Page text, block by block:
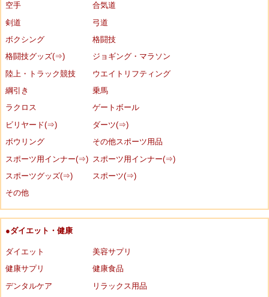
空手
合気道
剣道
弓道
ボクシング
格闘技
格闘技グッズ(⇒)
ジョギング・マラソン
陸上・トラック競技
ウエイトリフティング
綱引き
乗馬
ラクロス
ゲートボール
ビリヤード(⇒)
ダーツ(⇒)
ボウリング
その他スポーツ用品
スポーツ用インナー(⇒)
スポーツ用インナー(⇒)
スポーツグッズ(⇒)
スポーツ(⇒)
その他
●ダイエット・健康
ダイエット
美容サプリ
健康サプリ
健康食品
デンタルケア
リラックス用品